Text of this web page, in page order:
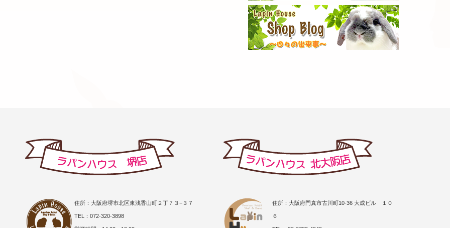
住所：大阪府堺市北区東浅香山町２丁７３−３７
TEL：072-320-3898
住所：大阪府門真市古川町10-36 大成ビル １０
６